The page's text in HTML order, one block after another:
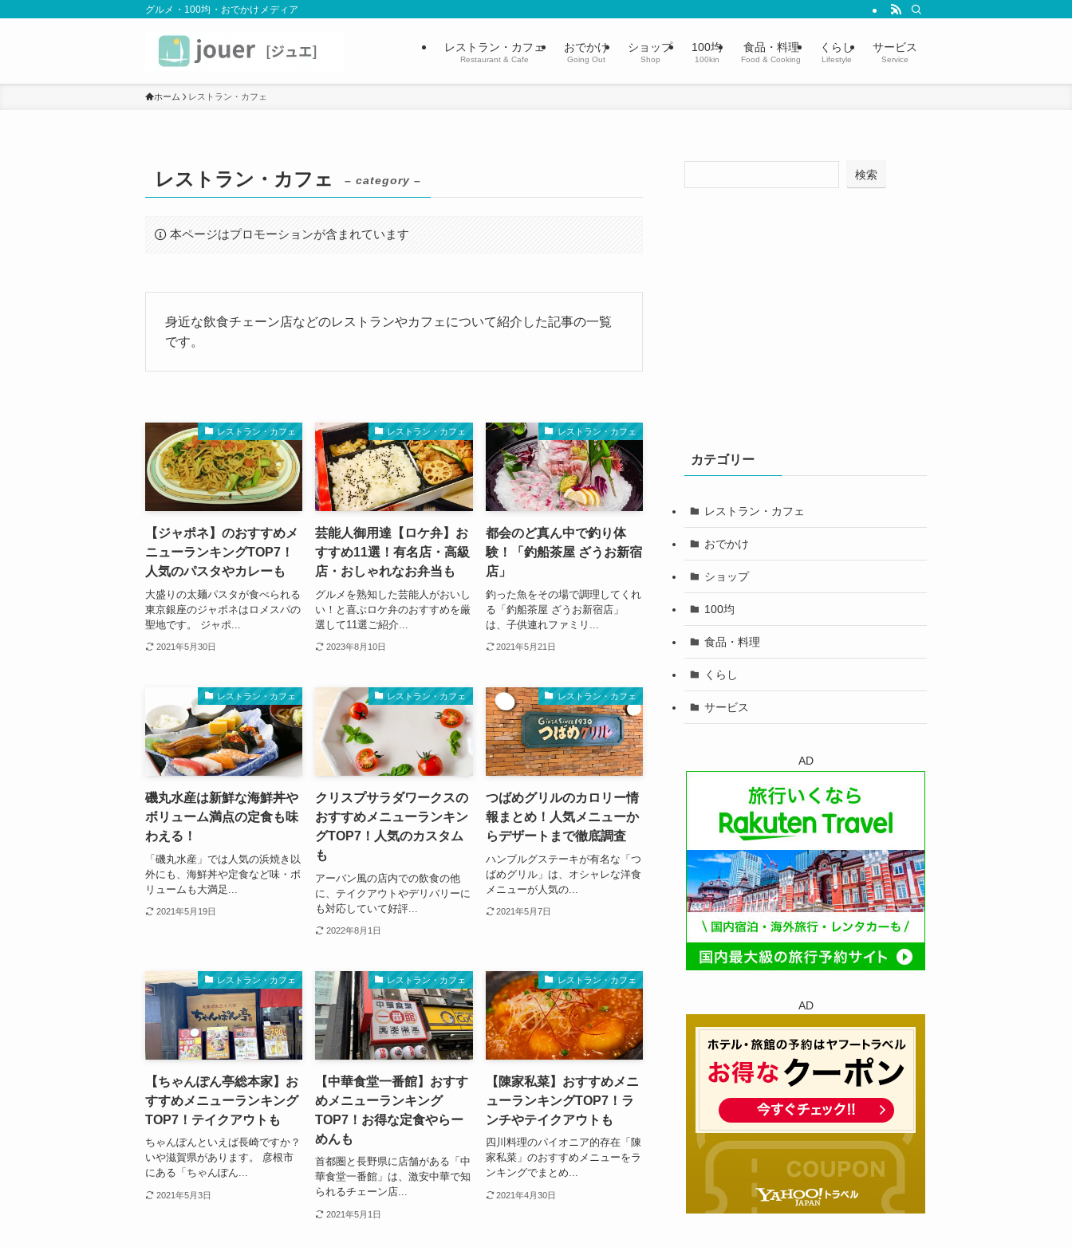
グルメ・100均・おでかけメディア
レストラン・カフェ
Restaurant & Cafe
おでかけ
Going Out
ショップ
Shop
100均
100kin
食品・料理
Food & Cooking
くらし
Lifestyle
サービス
Service
ホーム レストラン・カフェ
レストラン・カフェ – category –
本ページはプロモーションが含まれています
身近な飲食チェーン店などのレストランやカフェについて紹介した記事の一覧
です。
レストラン・カフェ
【ジャポネ】のおすすめメ
ニューランキングTOP7！
人気のパスタやカレーも
大盛りの太麺パスタが食べられる
東京銀座のジャポネはロメスパの
聖地です。 ジャポ...
2021年5月30日
レストラン・カフェ
芸能人御用達【ロケ弁】お
すすめ11選！有名店・高級
店・おしゃれなお弁当も
グルメを熟知した芸能人がおいし
い！と喜ぶロケ弁のおすすめを厳
選して11選ご紹介...
2023年8月10日
レストラン・カフェ
都会のど真ん中で釣り体
験！「釣船茶屋 ざうお新宿
店」
釣った魚をその場で調理してくれ
る「釣船茶屋 ざうお新宿店」
は、子供連れファミリ...
2021年5月21日
レストラン・カフェ
磯丸水産は新鮮な海鮮丼や
ボリューム満点の定食も味
わえる！
「磯丸水産」では人気の浜焼き以
外にも、海鮮丼や定食など味・ボ
リュームも大満足...
2021年5月19日
レストラン・カフェ
クリスプサラダワークスの
おすすめメニューランキン
グTOP7！人気のカスタム
も
アーバン風の店内での飲食の他
に、テイクアウトやデリバリーに
も対応していて好評...
2022年8月1日
レストラン・カフェ
つばめグリルのカロリー情
報まとめ！人気メニューか
らデザートまで徹底調査
ハンブルグステーキが有名な「つ
ばめグリル」は、オシャレな洋食
メニューが人気の...
2021年5月7日
レストラン・カフェ
【ちゃんぽん亭総本家】お
すすめメニューランキング
TOP7！テイクアウトも
ちゃんぽんといえば長崎ですか？
いや滋賀県があります。 彦根市
にある「ちゃんぽん...
2021年5月3日
レストラン・カフェ
【中華食堂一番館】おすす
めメニューランキング
TOP7！お得な定食やらー
めんも
首都圏と長野県に店舗がある「中
華食堂一番館」は、激安中華で知
られるチェーン店...
2021年5月1日
レストラン・カフェ
【陳家私菜】おすすめメニ
ューランキングTOP7！ラ
ンチやテイクアウトも
四川料理のパイオニア的存在「陳
家私菜」のおすすめメニューをラ
ンキングでまとめ...
2021年4月30日
検索
カテゴリー
レストラン・カフェ
おでかけ
ショップ
100均
食品・料理
くらし
サービス
AD
AD